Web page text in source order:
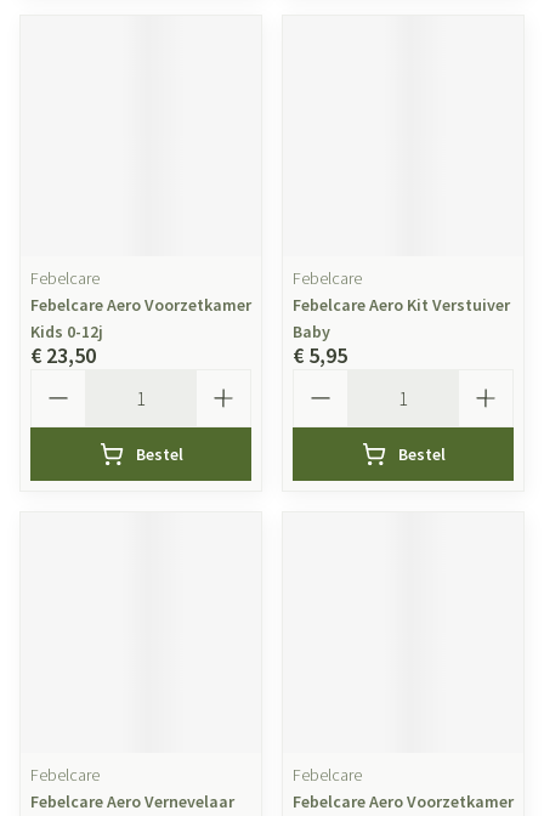
Febelcare
Febelcare Aero Voorzetkamer
Kids 0-12j
€ 23,50
Bestel
Febelcare
Febelcare Aero Kit Verstuiver
Baby
€ 5,95
Bestel
Febelcare
Febelcare Aero Vernevelaar
Febelcare
Febelcare Aero Voorzetkamer